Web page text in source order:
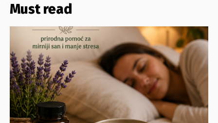
Must read